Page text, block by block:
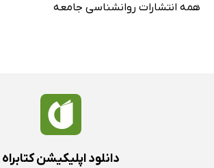
همه انتشارات روانشناسی جامعه
دانلود اپلیکیشن کتابراه